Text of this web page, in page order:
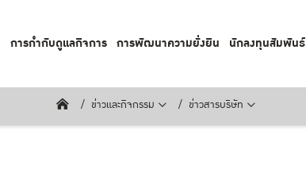
การกำกับดูแลกิจการ การพัฒนาความยั่งยืน นักลงทุนสัมพันธ์
ข่าวและกิจกรรม ข่าวสารบริษัท